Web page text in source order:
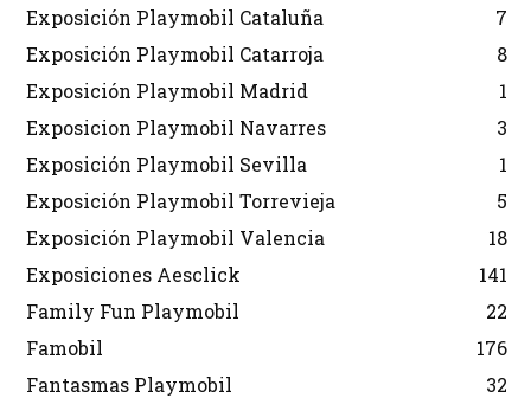
Exposición Playmobil Cataluña
7
Exposición Playmobil Catarroja
8
Exposición Playmobil Madrid
1
Exposicion Playmobil Navarres
3
Exposición Playmobil Sevilla
1
Exposición Playmobil Torrevieja
5
Exposición Playmobil Valencia
18
Exposiciones Aesclick
141
Family Fun Playmobil
22
Famobil
176
Fantasmas Playmobil
32